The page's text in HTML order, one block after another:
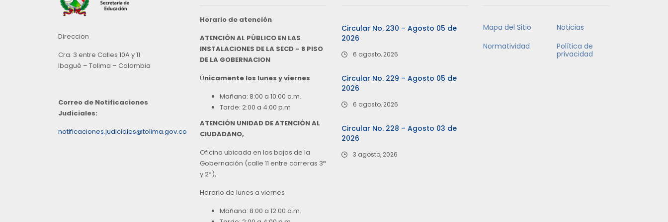
Direccion
Cra. 3 entre Calles 10A y 11
Ibagué – Tolima – Colombia
Correo de Notificaciones
Judiciales:
notificaciones.judiciales@tolima.gov.co
Horario de atención
ATENCIÓN AL PÚBLICO EN LAS
INSTALACIONES DE LA SECD – 8 PISO
DE LA GOBERNACION
Únicamente los lunes y viernes
Mañana: 8:00 a 10:00 a.m.
Tarde: 2:00 a 4:00 p.m
ATENCIÓN UNIDAD DE ATENCIÓN AL
CIUDADANO,
Oficina ubicada en los bajos de la
Gobernación (calle 11 entre carreras 3ª
y 2ª),
Horario de lunes a viernes
Mañana: 8:00 a 12:00 a.m.
Circular No. 230 – Agosto 05 de
2026
6 agosto, 2026
Circular No. 229 – Agosto 05 de
2026
6 agosto, 2026
Circular No. 228 – Agosto 03 de
2026
3 agosto, 2026
Mapa del Sitio
Noticias
Normatividad
Política de
privacidad